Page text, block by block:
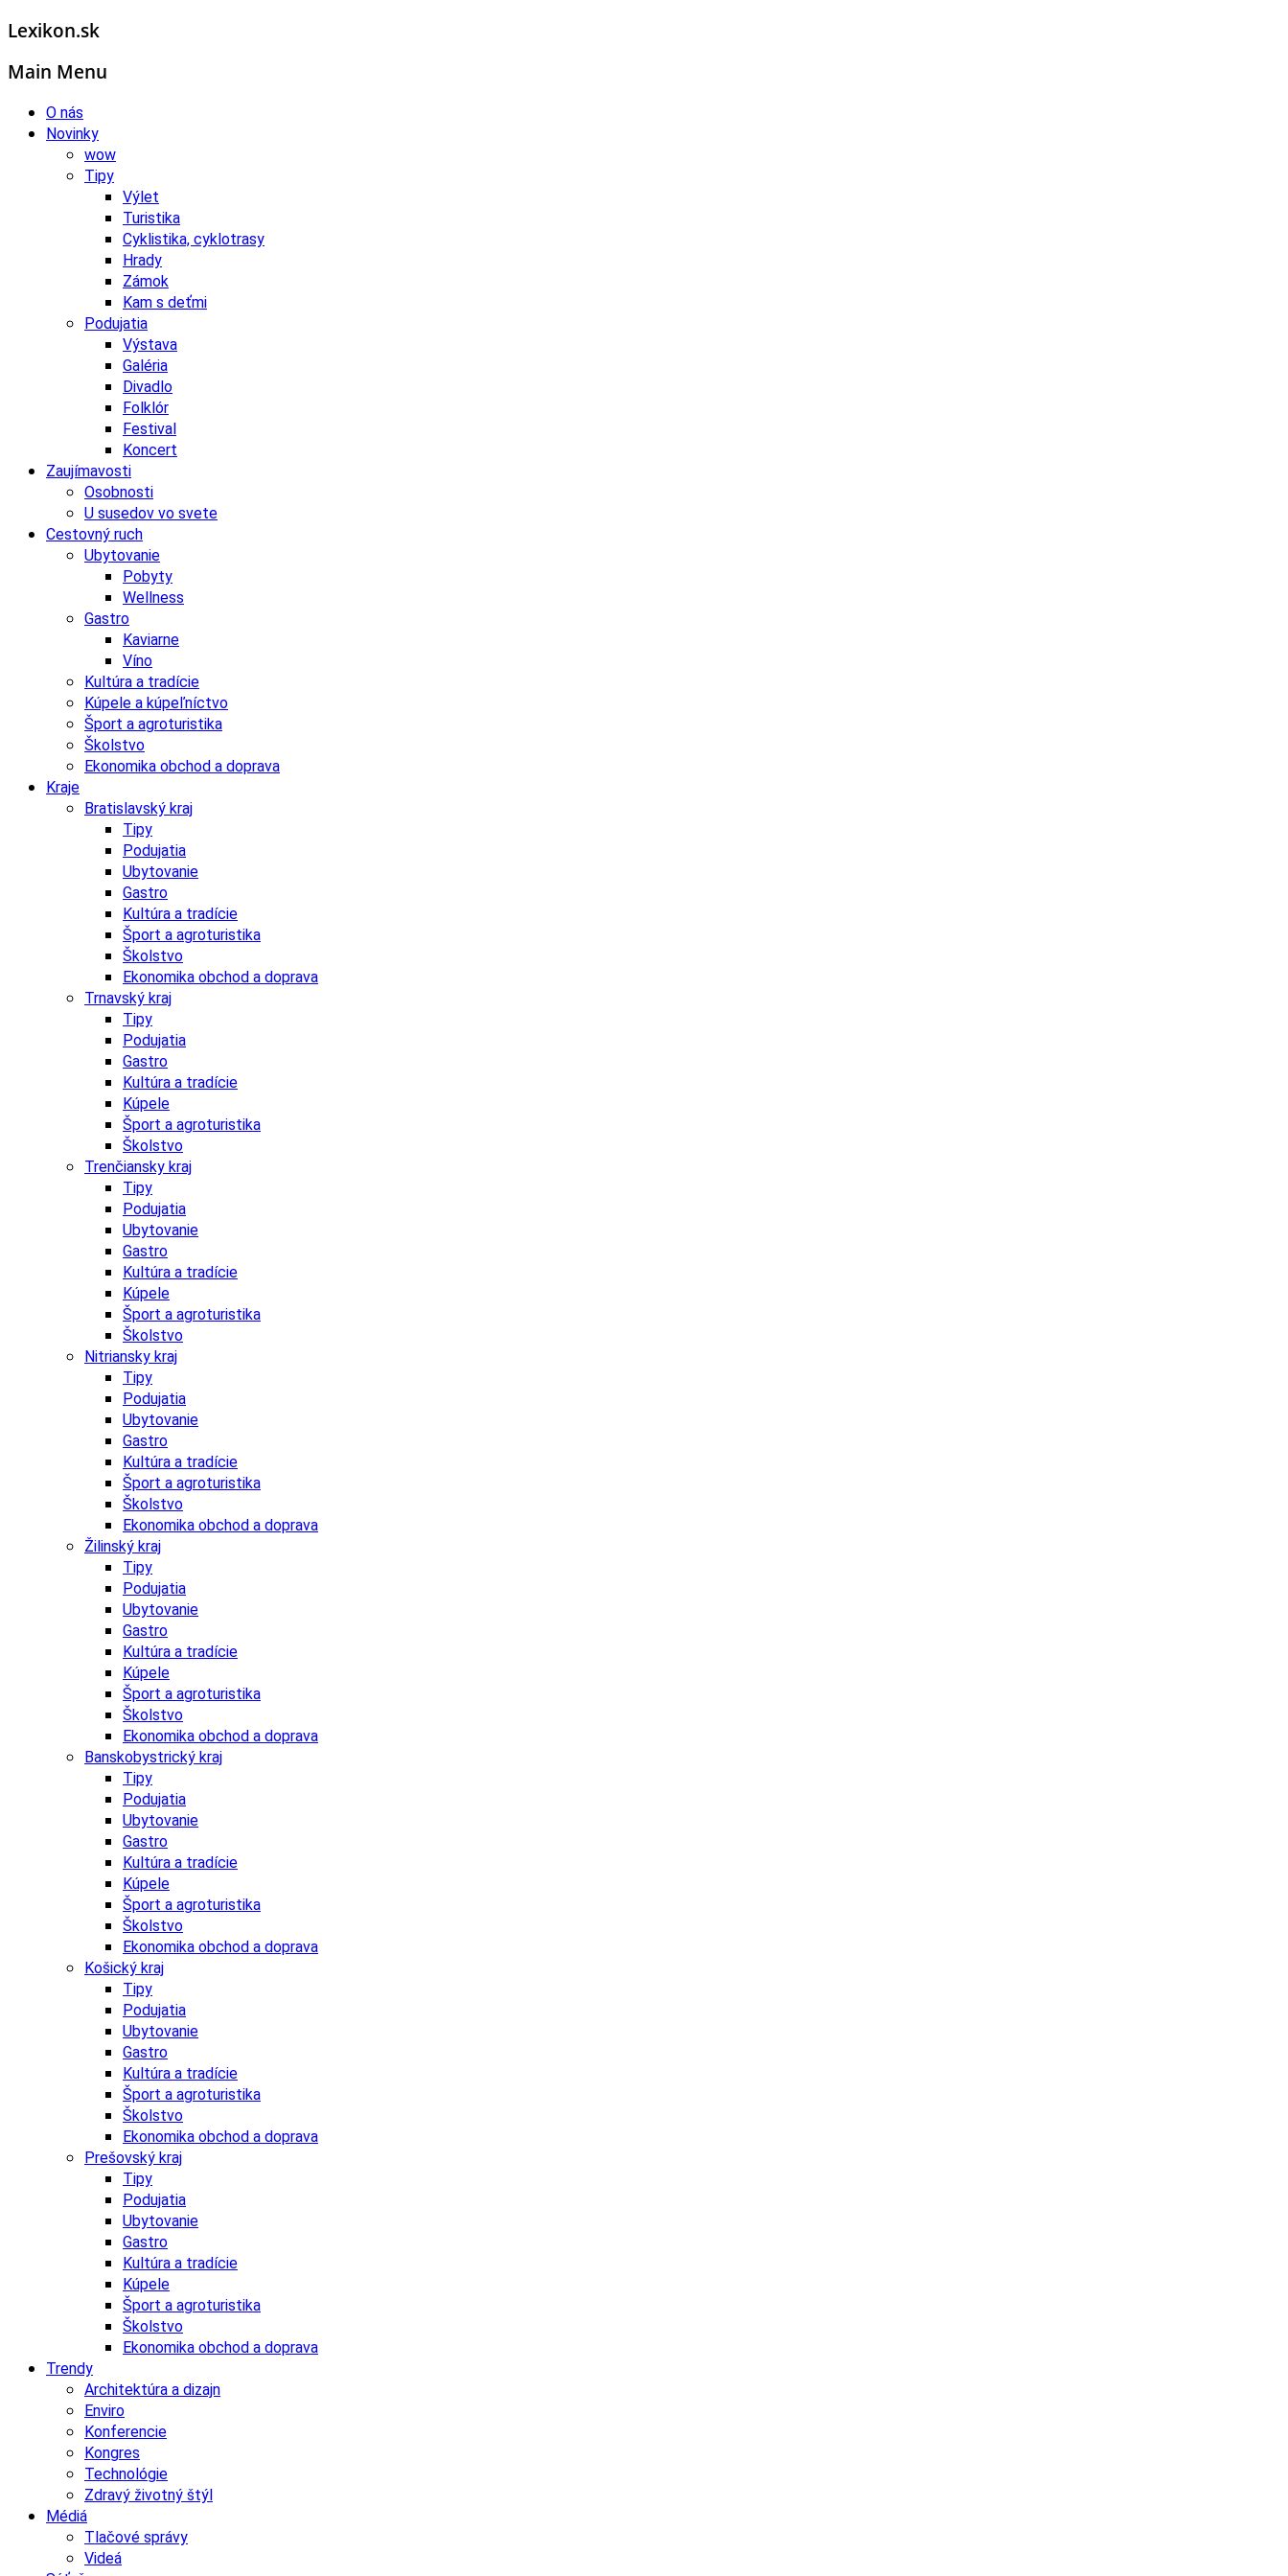
Lexikon.sk
Main Menu
O nás
Novinky
wow
Tipy
Výlet
Turistika
Cyklistika, cyklotrasy
Hrady
Zámok
Kam s deťmi
Podujatia
Výstava
Galéria
Divadlo
Folklór
Festival
Koncert
Zaujímavosti
Osobnosti
U susedov vo svete
Cestovný ruch
Ubytovanie
Pobyty
Wellness
Gastro
Kaviarne
Víno
Kultúra a tradície
Kúpele a kúpeľníctvo
Šport a agroturistika
Školstvo
Ekonomika obchod a doprava
Kraje
Bratislavský kraj
Tipy
Podujatia
Ubytovanie
Gastro
Kultúra a tradície
Šport a agroturistika
Školstvo
Ekonomika obchod a doprava
Trnavský kraj
Tipy
Podujatia
Gastro
Kultúra a tradície
Kúpele
Šport a agroturistika
Školstvo
Trenčiansky kraj
Tipy
Podujatia
Ubytovanie
Gastro
Kultúra a tradície
Kúpele
Šport a agroturistika
Školstvo
Nitriansky kraj
Tipy
Podujatia
Ubytovanie
Gastro
Kultúra a tradície
Šport a agroturistika
Školstvo
Ekonomika obchod a doprava
Žilinský kraj
Tipy
Podujatia
Ubytovanie
Gastro
Kultúra a tradície
Kúpele
Šport a agroturistika
Školstvo
Ekonomika obchod a doprava
Banskobystrický kraj
Tipy
Podujatia
Ubytovanie
Gastro
Kultúra a tradície
Kúpele
Šport a agroturistika
Školstvo
Ekonomika obchod a doprava
Košický kraj
Tipy
Podujatia
Ubytovanie
Gastro
Kultúra a tradície
Šport a agroturistika
Školstvo
Ekonomika obchod a doprava
Prešovský kraj
Tipy
Podujatia
Ubytovanie
Gastro
Kultúra a tradície
Kúpele
Šport a agroturistika
Školstvo
Ekonomika obchod a doprava
Trendy
Architektúra a dizajn
Enviro
Konferencie
Kongres
Technológie
Zdravý životný štýl
Médiá
Tlačové správy
Videá